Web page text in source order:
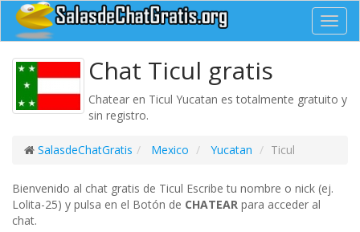
Chat Ticul gratis
Chatear en Ticul Yucatan es totalmente gratuito y
sin registro.
SalasdeChatGratis Mexico Yucatan Ticul
Bienvenido al chat gratis de Ticul Escribe tu nombre o nick (ej.
Lolita-25) y pulsa en el Botón de CHATEAR para acceder al
chat.